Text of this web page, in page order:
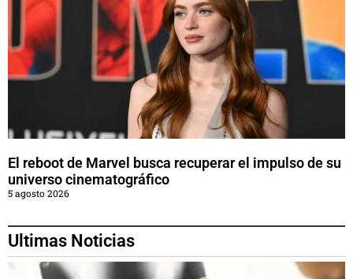
El reboot de Marvel busca recuperar el impulso de su
universo cinematográfico
5 agosto 2026
Ultimas Noticias